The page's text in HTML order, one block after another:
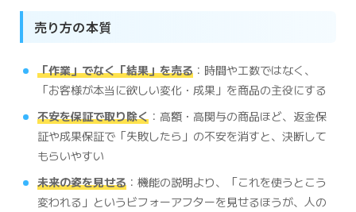
売り方の本質
「作業」でなく「結果」を売る：時間や工数ではなく、
「お客様が本当に欲しい変化・成果」を商品の主役にする
不安を保証で取り除く：高額・高関与の商品ほど、返金保
証や成果保証で「失敗したら」の不安を消すと、決断して
もらいやすい
未来の姿を見せる：機能の説明より、「これを使うとこう
変われる」というビフォーアフターを見せるほうが、人の